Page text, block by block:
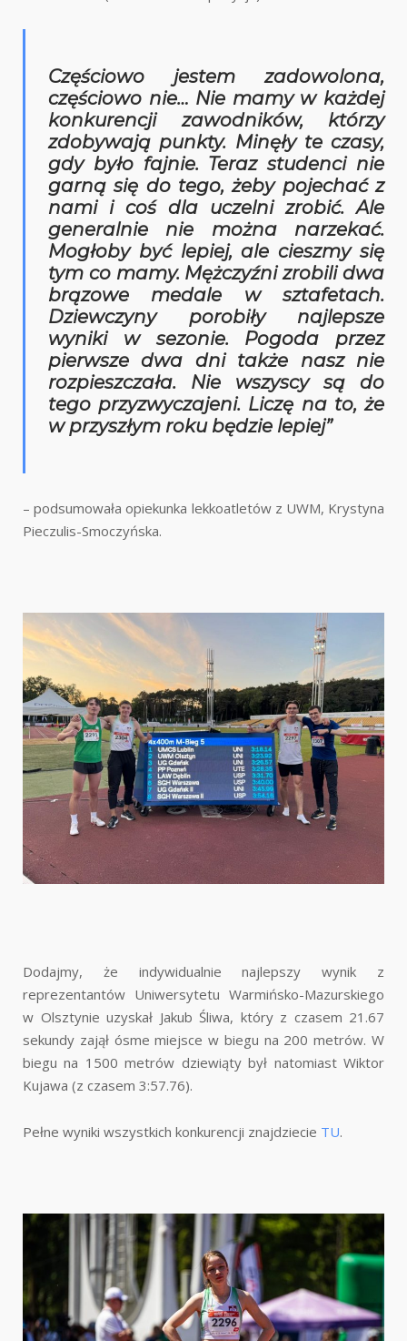
Częściowo jestem zadowolona,
częściowo nie… Nie mamy w każdej
konkurencji zawodników, którzy
zdobywają punkty. Minęły te czasy,
gdy było fajnie. Teraz studenci nie
garną się do tego, żeby pojechać z
nami i coś dla uczelni zrobić. Ale
generalnie nie można narzekać.
Mogłoby być lepiej, ale cieszmy się
tym co mamy. Mężczyźni zrobili dwa
brązowe medale w sztafetach.
Dziewczyny porobiły najlepsze
wyniki w sezonie. Pogoda przez
pierwsze dwa dni także nasz nie
rozpieszczała. Nie wszyscy są do
tego przyzwyczajeni. Liczę na to, że
w przyszłym roku będzie lepiej”
– podsumowała opiekunka lekkoatletów z UWM, Krystyna
Pieczulis-Smoczyńska.
Dodajmy, że indywidualnie najlepszy wynik z
reprezentantów Uniwersytetu Warmińsko-Mazurskiego
w Olsztynie uzyskał Jakub Śliwa, który z czasem 21.67
sekundy zajął ósme miejsce w biegu na 200 metrów. W
biegu na 1500 metrów dziewiąty był natomiast Wiktor
Kujawa (z czasem 3:57.76).
Pełne wyniki wszystkich konkurencji znajdziecie TU.